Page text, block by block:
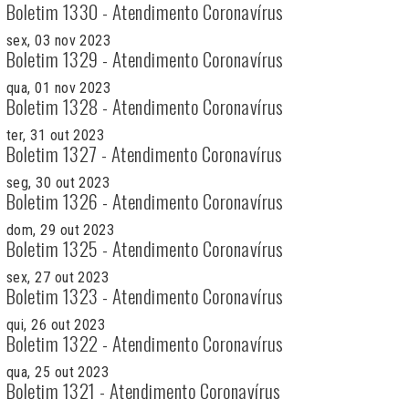
Boletim 1330 - Atendimento Coronavírus
sex, 03 nov 2023
Boletim 1329 - Atendimento Coronavírus
qua, 01 nov 2023
Boletim 1328 - Atendimento Coronavírus
ter, 31 out 2023
Boletim 1327 - Atendimento Coronavírus
seg, 30 out 2023
Boletim 1326 - Atendimento Coronavírus
dom, 29 out 2023
Boletim 1325 - Atendimento Coronavírus
sex, 27 out 2023
Boletim 1323 - Atendimento Coronavírus
qui, 26 out 2023
Boletim 1322 - Atendimento Coronavírus
qua, 25 out 2023
Boletim 1321 - Atendimento Coronavírus